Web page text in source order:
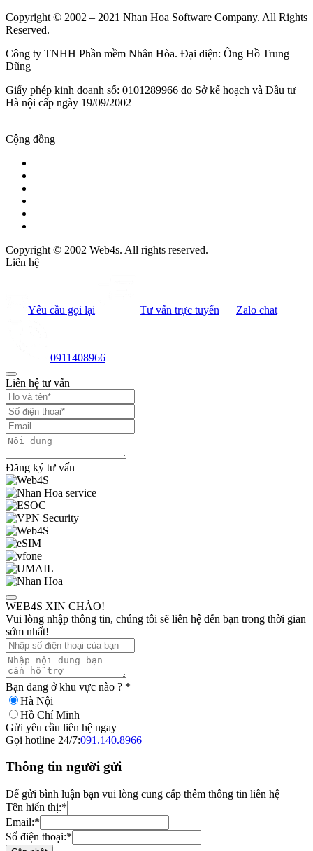
Copyright © 2002 – 2021 Nhan Hoa Software Company. All Rights
Reserved.
Công ty TNHH Phần mềm Nhân Hòa. Đại diện: Ông Hồ Trung
Dũng
Giấy phép kinh doanh số: 0101289966 do Sở kế hoạch và Đầu tư
Hà nội cấp ngày 19/09/2002
Cộng đồng
Copyright © 2002 Web4s. All rights reserved.
Liên hệ
Yêu cầu gọi lại Tư vấn trực tuyến Zalo chat
0911408966
Liên hệ tư vấn
Đăng ký tư vấn
WEB4S XIN CHÀO!
Vui lòng nhập thông tin, chúng tôi sẽ liên hệ đến bạn trong thời gian
sớm nhất!
Bạn đang ở khu vực nào ? *
Hà Nội
Hồ Chí Minh
Gửi yêu cầu liên hệ ngay
Gọi hotline 24/7:091.140.8966
Thông tin người gửi
Để gửi bình luận bạn vui lòng cung cấp thêm thông tin liên hệ
Tên hiển thị:*
Email:*
Số điện thoại:*